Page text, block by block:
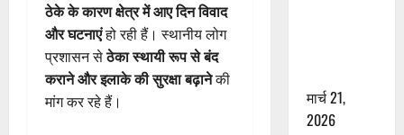
ठेके के कारण क्षेत्र में आए दिन विवाद
और घटनाएंहो रही हैं। स्थानीय लोग
प्रशासन सेठेका स्थायी रूप से बंद
कराने और इलाके की सुरक्षा बढ़ानेकी
मांग कर रहे हैं।
मार्च 21,
2026